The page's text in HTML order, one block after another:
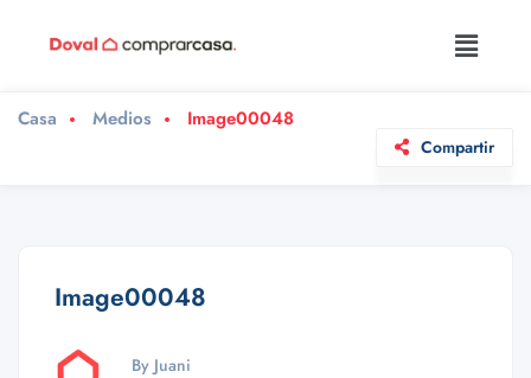
Casa Medios Image00048
Compartir
Image00048
By Juani